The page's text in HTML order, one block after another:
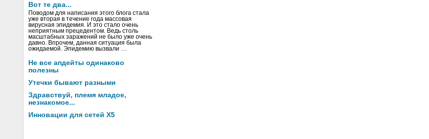
Вот те два...
Поводом для написания этого блога стала
уже вторая в течение года массовая
вирусная эпидемия. И это стало очень
неприятным прецедентом. Ведь столь
масштабных заражений не было уже очень
давно. Впрочем, данная ситуация была
ожидаемой. Эпидемию вызвали …
Не все апдейты одинаково
полезны
Утечки бывают разными
Здравствуй, племя младое,
незнакомое...
Инновации для сетей X5